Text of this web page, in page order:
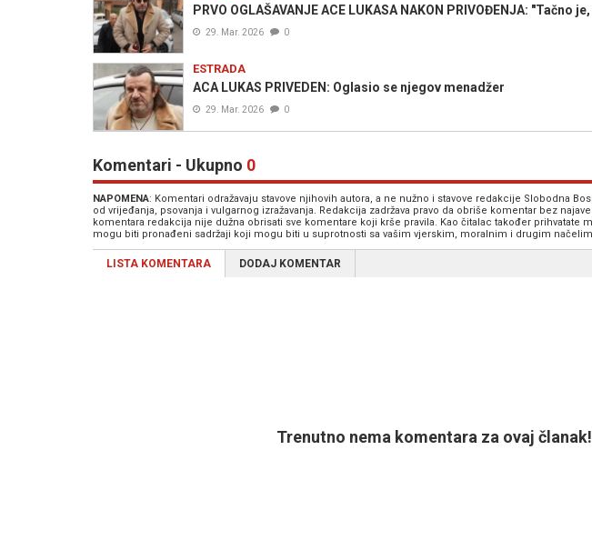
PRVO OGLAŠAVANJE ACE LUKASA NAKON PRIVOĐENJA: "Tačno
29. Mar. 2026 0
ESTRADA
ACA LUKAS PRIVEDEN: Oglasio se njegov menadžer
29. Mar. 2026 0
Komentari - Ukupno 0
NAPOMENA: Komentari odražavaju stavove njihovih autora, a ne nužno i stavove redakcije Slobodna
od vrijeđanja, psovanja i vulgarnog izražavanja. Redakcija zadržava pravo da obriše komentar bez
komentara redakcija nije dužna obrisati sve komentare koji krše pravila. Kao čitalac također prihvatate
mogu biti pronađeni sadržaji koji mogu biti u suprotnosti sa vašim vjerskim, moralnim i drugim
LISTA KOMENTARA DODAJ KOMENTAR
Trenutno nema komentara za ovaj članak!